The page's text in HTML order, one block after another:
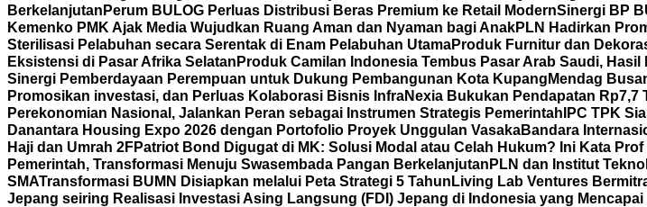
Berkelanjutan Perum BULOG Perluas Distribusi Beras Premium ke Retail ModernSinergi BP
Kemenko PMK Ajak Media Wujudkan Ruang Aman dan Nyaman bagi AnakPLN Hadirkan
Sterilisasi Pelabuhan secara Serentak di Enam Pelabuhan UtamaProduk Furnitur dan
Eksistensi di Pasar Afrika Selatan Produk Camilan Indonesia Tembus Pasar Arab Saudi, Hasil
Sinergi Pemberdayaan Perempuan untuk Dukung Pembangunan Kota Kupang Mendag
Promosikan investasi, dan Perluas Kolaborasi Bisnis InfraNexia Bukukan Pendapatan Rp7,7
Perekonomian Nasional, Jalankan Peran sebagai Instrumen Strategis Pemerintah IPC TPK
Danantara Housing Expo 2026 dengan Portofolio Proyek Unggulan VasakaBandara
Haji dan Umrah 2FPatriot Bond Digugat di MK: Solusi Modal atau Celah Hukum? Ini Kata
Pemerintah, Transformasi Menuju Swasembada Pangan Berkelanjutan PLN dan Institut
SMATransformasi BUMN Disiapkan melalui Peta Strategi 5 Tahun Living Lab Ventures
Jepang seiring Realisasi Investasi Asing Langsung (FDI) Jepang di Indonesia yang Mencapai